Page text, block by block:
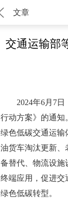
文章
交通运输部
2024年6月7
行动方案》的通知
绿色低碳交通运输
油货车淘汰更新、
备替代、物流设施
终端应用，促进交
绿色低碳转型。